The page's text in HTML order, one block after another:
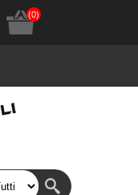
(0)